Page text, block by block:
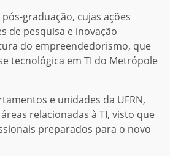
graduação, cujas ações
de pesquisa e inovação
do empreendedorismo, que
tecnológica em TI do Metrópole
e unidades da UFRN,
relacionadas à TI, visto que
preparados para o novo